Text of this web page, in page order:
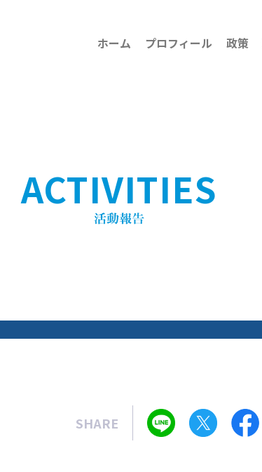
ホーム プロフィール 政策
ACTIVITIES
SHARE